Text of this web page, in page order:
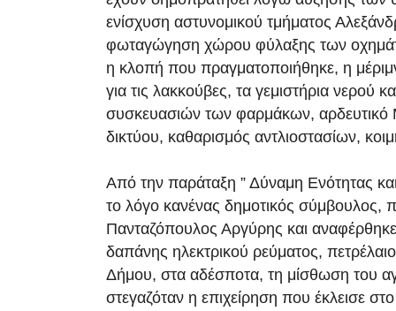
ενίσχυση αστυνομικού τμήματος
φωταγώγηση χώρου φύλαξης των
η κλοπή που πραγματοποιήθηκε, η
για τις λακκούβες, τα γεμιστήρια νερού
συσκευασιών των φαρμάκων, αρδευτικό
δικτύου, καθαρισμός αντλιοστασίων,
Από την παράταξη ” Δύναμη Ενότητας
το λόγο κανένας δημοτικός σύμβουλος,
Πανταζόπουλος Αργύρης και
δαπάνης ηλεκτρικού ρεύματος,
Δήμου, στα αδέσποτα, τη μίσθωση του
στεγαζόταν η επιχείρηση που έκλεισε